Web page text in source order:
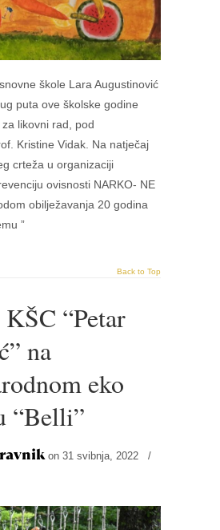
škole Lara Augustinović
puta ove školske godine
likovni rad, pod
Kristine Vidak. Na natječaj
crteža u organizaciji
ovisnosti NARKO- NE
obilježavanja 20 godina
”
Back to Top
“Petar
na
eko
“Belli”
on 31 svibnja, 2022 /